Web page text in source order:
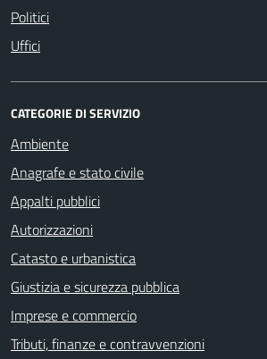
Politici
Uffici
CATEGORIE DI SERVIZIO
Ambiente
Anagrafe e stato civile
Appalti pubblici
Autorizzazioni
Catasto e urbanistica
Giustizia e sicurezza pubblica
Imprese e commercio
Tributi, finanze e contravvenzioni